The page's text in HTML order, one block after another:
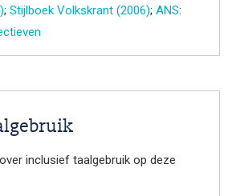
; Stijlboek Volkskrant (2006); ANS:
inclusief taalgebruik op deze